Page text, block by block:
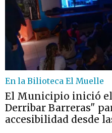
En la Bilioteca El Muelle
El Municipio inició
Derribar Barreras"
accesibilidad desde